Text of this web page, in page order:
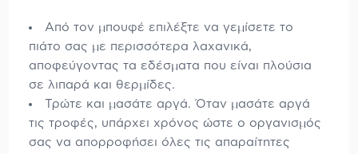
Από τον μπουφέ επιλέξτε να γεμίσετε το
πιάτο σας με περισσότερα λαχανικά,
αποφεύγοντας τα εδέσματα που είναι πλούσια
σε λιπαρά και θερμίδες.
Τρώτε και μασάτε αργά. Όταν μασάτε αργά
τις τροφές, υπάρχει χρόνος ώστε ο οργανισμός
σας να απορροφήσει όλες τις απαραίτητες